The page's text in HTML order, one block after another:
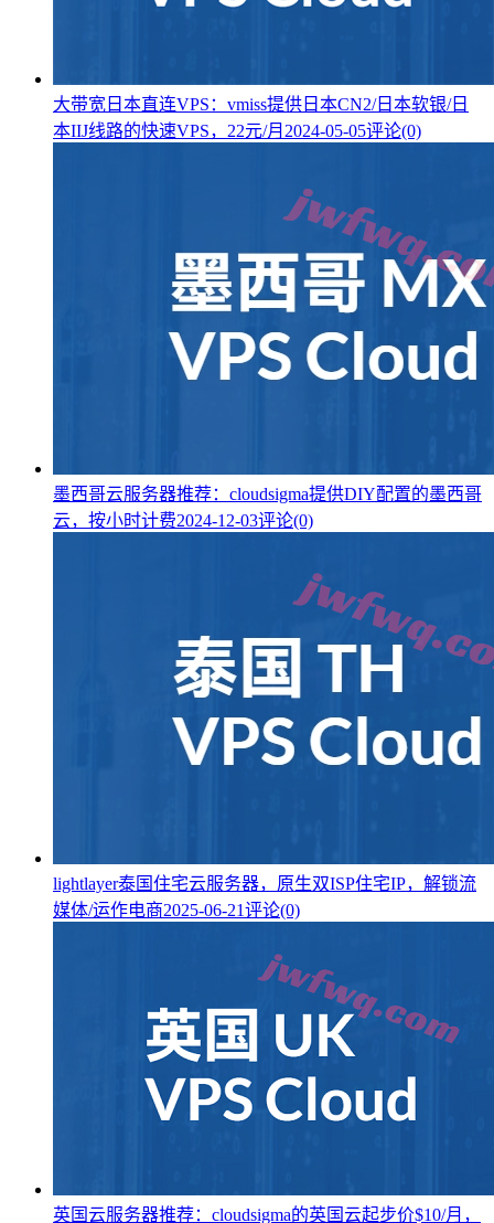
大带宽日本直连VPS：vmiss提供日本CN2/日本软银/日
本IIJ线路的快速VPS，22元/月 2024-05-05评论(0)
墨西哥云服务器推荐：cloudsigma提供DIY配置的墨西哥
云，按小时计费2024-12-03评论(0)
lightlayer泰国住宅云服务器，原生双ISP住宅IP，解锁流
媒体/运作电商2025-06-21评论(0)
英国云服务器推荐：cloudsigma的英国云起步价$10/月，